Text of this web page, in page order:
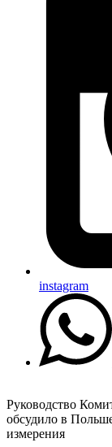
instagram
Руководство
обсудило в
измерения